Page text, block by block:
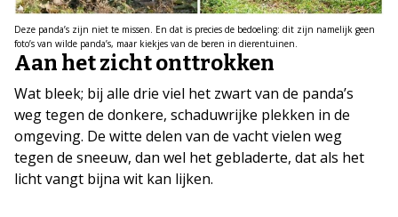
Deze panda’s zijn niet te missen. En dat is precies de bedoeling: dit zijn namelijk geen
foto’s van wilde panda’s, maar kiekjes van de beren in dierentuinen.
Aan het zicht onttrokken
Wat bleek; bij alle drie viel het zwart van de panda’s
weg tegen de donkere, schaduwrijke plekken in de
omgeving. De witte delen van de vacht vielen weg
tegen de sneeuw, dan wel het gebladerte, dat als het
licht vangt bijna wit kan lijken.